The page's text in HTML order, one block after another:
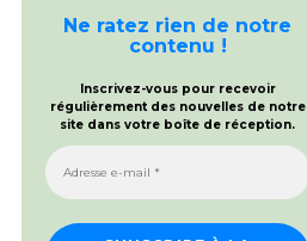
Ne ratez rien de notre
contenu !
Inscrivez-vous pour recevoir
régulièrement des nouvelles de notre
site dans votre boîte de réception.